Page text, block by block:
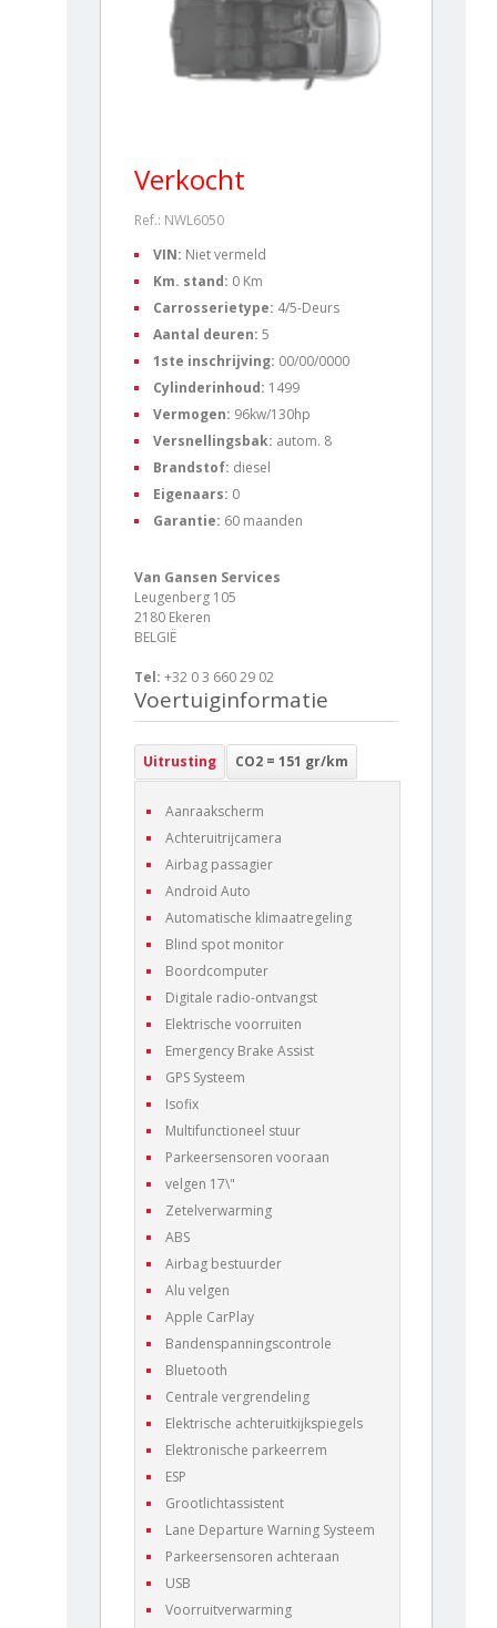
Verkocht
Ref.: NWL6050
VIN: Niet vermeld
Km. stand: 0 Km
Carrosserietype: 4/5-Deurs
Aantal deuren: 5
1ste inschrijving: 00/00/0000
Cylinderinhoud: 1499
Vermogen: 96kw/130hp
Versnellingsbak: autom. 8
Brandstof: diesel
Eigenaars: 0
Garantie: 60 maanden
Van Gansen Services
Leugenberg 105
2180 Ekeren
BELGIË
Tel: +32 0 3 660 29 02
Voertuiginformatie
Uitrusting CO2 = 151 gr/km
Aanraakscherm
Achteruitrijcamera
Airbag passagier
Android Auto
Automatische klimaatregeling
Blind spot monitor
Boordcomputer
Digitale radio-ontvangst
Elektrische voorruiten
Emergency Brake Assist
GPS Systeem
Isofix
Multifunctioneel stuur
Parkeersensoren vooraan
velgen 17\"
Zetelverwarming
ABS
Airbag bestuurder
Alu velgen
Apple CarPlay
Bandenspanningscontrole
Bluetooth
Centrale vergrendeling
Elektrische achteruitkijkspiegels
Elektronische parkeerrem
ESP
Grootlichtassistent
Lane Departure Warning Systeem
Parkeersensoren achteraan
USB
Voorruitverwarming